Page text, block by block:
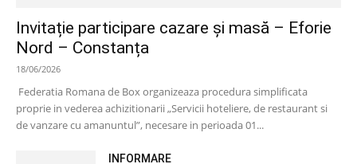
Invitație participare cazare și masă – Eforie
Nord – Constanța
18/06/2026
Federatia Romana de Box organizeaza procedura simplificata
proprie in vederea achizitionarii „Servicii hoteliere, de restaurant si
de vanzare cu amanuntul”, necesare in perioada 01...
INFORMARE